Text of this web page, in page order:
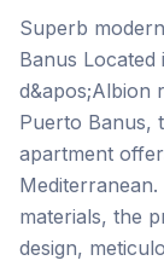
Superb
Banus
d&apos;Albion
Puerto Banus,
apartment
materials, the
design,